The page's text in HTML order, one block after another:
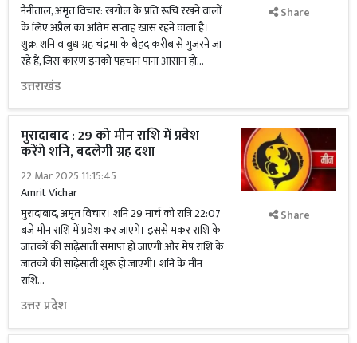
नैनीताल, अमृत विचार: खगोल के प्रति रूचि रखने वालों
के लिए अप्रैल का अंतिम सप्ताह खास रहने वाला है।
शुक्र, शनि व बुध ग्रह चंद्रमा के बेहद करीब से गुजरने जा
रहे हैं, जिस कारण इनको पहचान पाना आसान हो...
उत्तराखंड
Share
मुरादाबाद : 29 को मीन राशि में प्रवेश
करेंगे शनि, बदलेगी ग्रह दशा
22 Mar 2025 11:15:45
Amrit Vichar
मुरादाबाद, अमृत विचार। शनि 29 मार्च को रात्रि 22:07
बजे मीन राशि में प्रवेश कर जाएंगे। इससे मकर राशि के
जातकों की साढ़ेसाती समाप्त हो जाएगी और मेष राशि के
जातकों की साढ़ेसाती शुरू हो जाएगी। शनि के मीन
राशि...
उत्तर प्रदेश
Share